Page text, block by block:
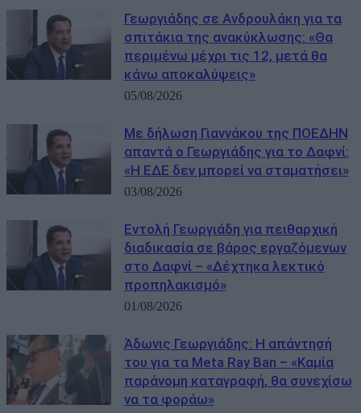
Γεωργιάδης σε Ανδρουλάκη για τα
σπιτάκια της ανακύκλωσης: «Θα
περιμένω μέχρι τις 12, μετά θα
κάνω αποκαλύψεις»
05/08/2026
Με δήλωση Γιαννάκου της ΠΟΕΔΗΝ
απαντά ο Γεωργιάδης για το Δαφνί:
«Η ΕΔΕ δεν μπορεί να σταματήσει»
03/08/2026
Εντολή Γεωργιάδη για πειθαρχική
διαδικασία σε βάρος εργαζόμενων
στο Δαφνί – «Δέχτηκα λεκτικό
προπηλακισμό»
01/08/2026
Άδωνις Γεωργιάδης: Η απάντησή
του για τα Meta Ray Ban – «Καμία
παράνομη καταγραφή, θα συνεχίσω
να τα φοράω»